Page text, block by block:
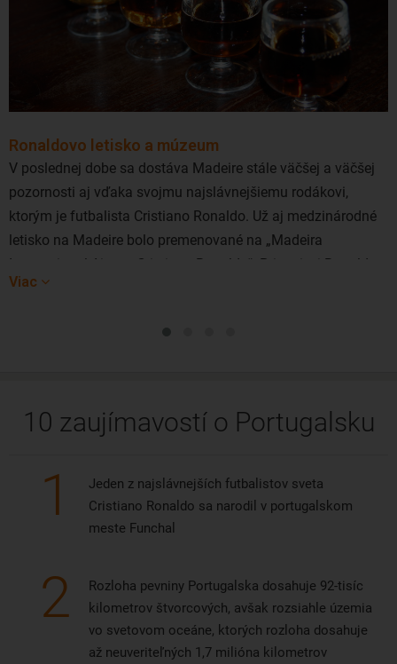
Ronaldovo letisko a múzeum
V poslednej dobe sa dostáva Madeire stále väčšej a väčšej
pozornosti aj vďaka svojmu najslávnejšiemu rodákovi,
ktorým je futbalista Cristiano Ronaldo. Už aj medzinárodné
letisko na Madeire bolo premenované na „Madeira
International Airport Cristiano Ronaldo“. Priaznivci Ronalda
môžu vyraziť aj do jeho vlastného múzea CR7, ktoré sa
Viac
10 zaujímavostí o Portugalsku
1
Jeden z najslávnejších futbalistov sveta
Cristiano Ronaldo sa narodil v portugalskom
meste Funchal
2
Rozloha pevniny Portugalska dosahuje 92-tisíc
kilometrov štvorcových, avšak rozsiahle územia
vo svetovom oceáne, ktorých rozloha dosahuje
až neuveriteľných 1,7 milióna kilometrov